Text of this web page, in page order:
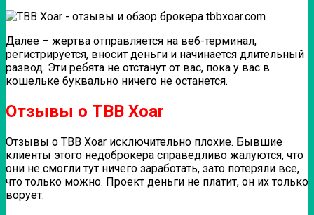
Далее – жертва отправляется на веб-терминал,
регистрируется, вносит деньги и начинается длительный
развод. Эти ребята не отстанут от вас, пока у вас в
кошельке буквально ничего не останется.
Отзывы о TBB Xoar
Отзывы о TBB Xoar исключительно плохие. Бывшие
клиенты этого недоброкера справедливо жалуются, что
они не смогли тут ничего заработать, зато потеряли все,
что только можно. Проект деньги не платит, он их только
ворует.